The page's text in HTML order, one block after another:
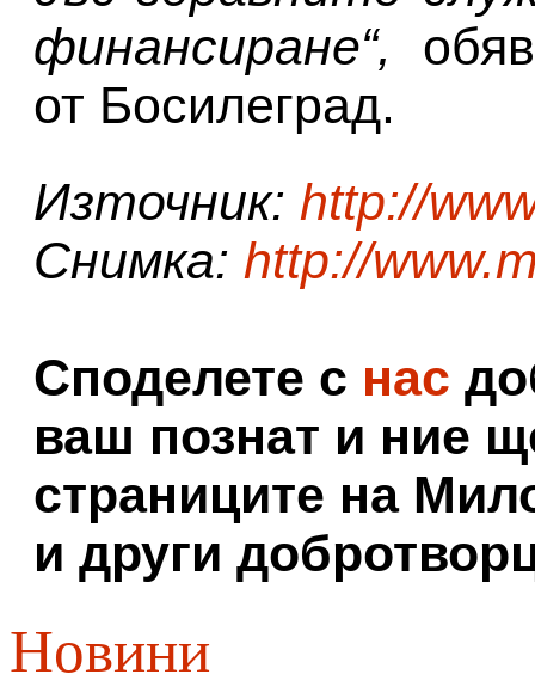
финансиране“,
от Босилеград.
Източник: http://
Снимка: http://
Споделете с нас
ваш познат и ние
страниците на
и други
Новини